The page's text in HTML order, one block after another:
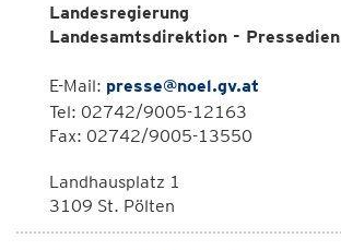
Landesregierung
Landesamtsdirektion -
E-Mail: presse@noel.gv.at
Tel: 02742/9005-12163
Fax: 02742/9005-13550
Landhausplatz 1
3109 St. Pölten